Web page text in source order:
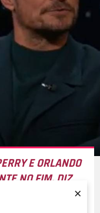
×
E ORLANDO
NO FIM, DIZ